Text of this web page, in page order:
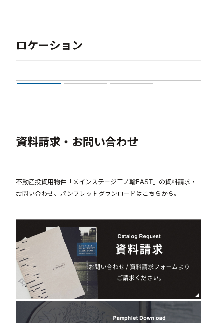
ロケーション
資料請求・お問い合わせ
不動産投資用物件「メインステージ三ノ輪EAST」の資料請求・
お問い合わせ、パンフレットダウンロードはこちらから。